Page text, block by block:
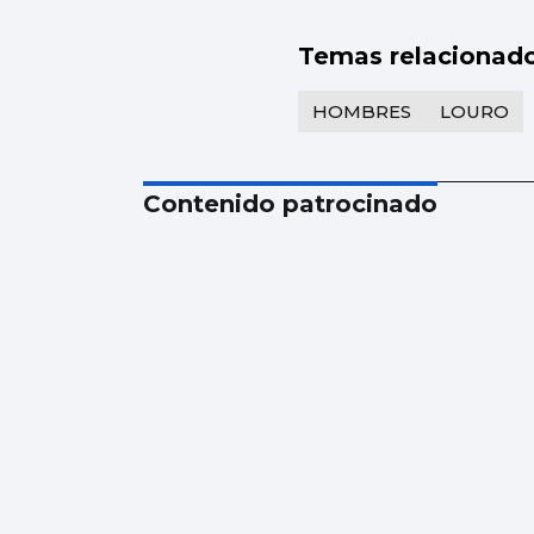
Temas
HOMBRES LOURO
Contenido patrocinado